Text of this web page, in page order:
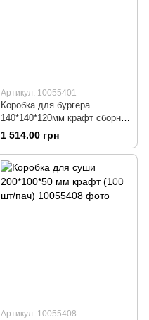
Артикул: 10055401
Коробка для бургера
140*140*120мм крафт сборная
(100 шт/пач)
1 514.00 грн
Артикул: 10055408